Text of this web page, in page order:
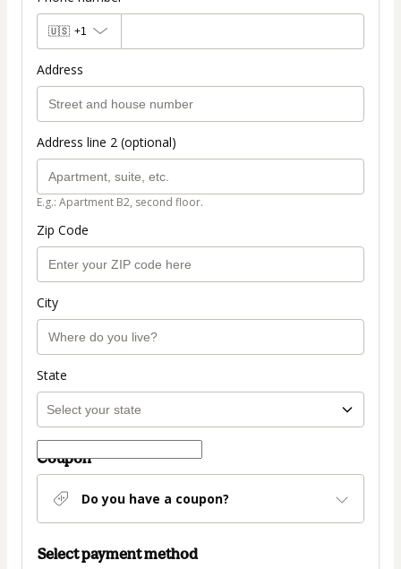
🇺🇸 +1
Address
Address line 2 (optional)
E.g.: Apartment B2, second floor.
Zip Code
City
State
Coupon
Do you have a coupon?
Select payment method